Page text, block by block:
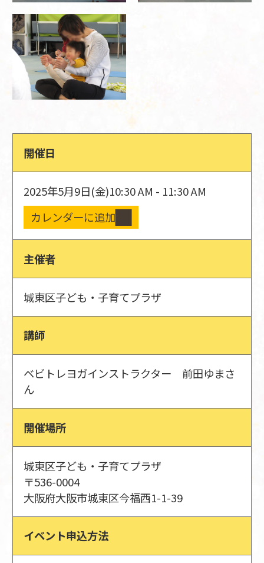
開催日
2025年5月9日(金)10:30 AM - 11:30 AM
カレンダーに追加
主催者
城東区子ども・子育てプラザ
講師
ベビトレヨガインストラクター 前田ゆまさ
ん
開催場所
城東区子ども・子育てプラザ
〒536-0004
大阪府大阪市城東区今福西1-1-39
イベント申込方法